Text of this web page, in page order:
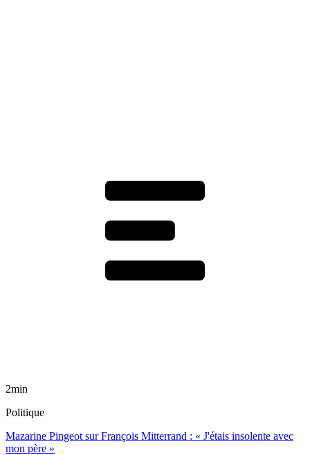
2min
Politique
Mazarine Pingeot sur François Mitterrand : « J'étais insolente avec
mon père »